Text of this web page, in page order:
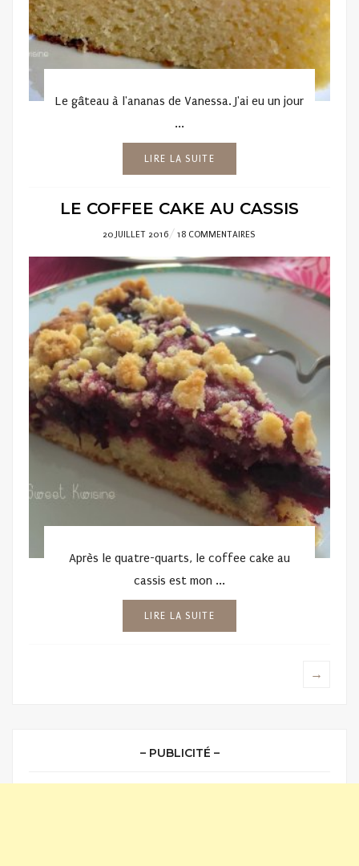
Le gâteau à l'ananas de Vanessa. J'ai eu un jour
...
LIRE LA SUITE
LE COFFEE CAKE AU CASSIS
POSTED
ON
20 JUILLET 2016 18 COMMENTAIRES
Après le quatre-quarts, le coffee cake au
cassis est mon ...
LIRE LA SUITE
→
– PUBLICITÉ –